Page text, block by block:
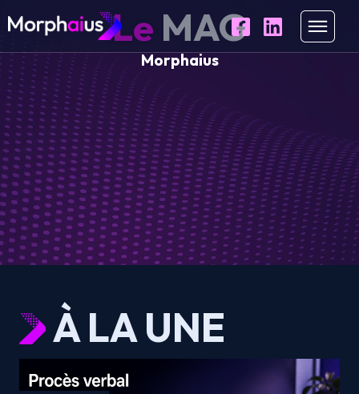
Le MAG
Morphaius
À LA UNE